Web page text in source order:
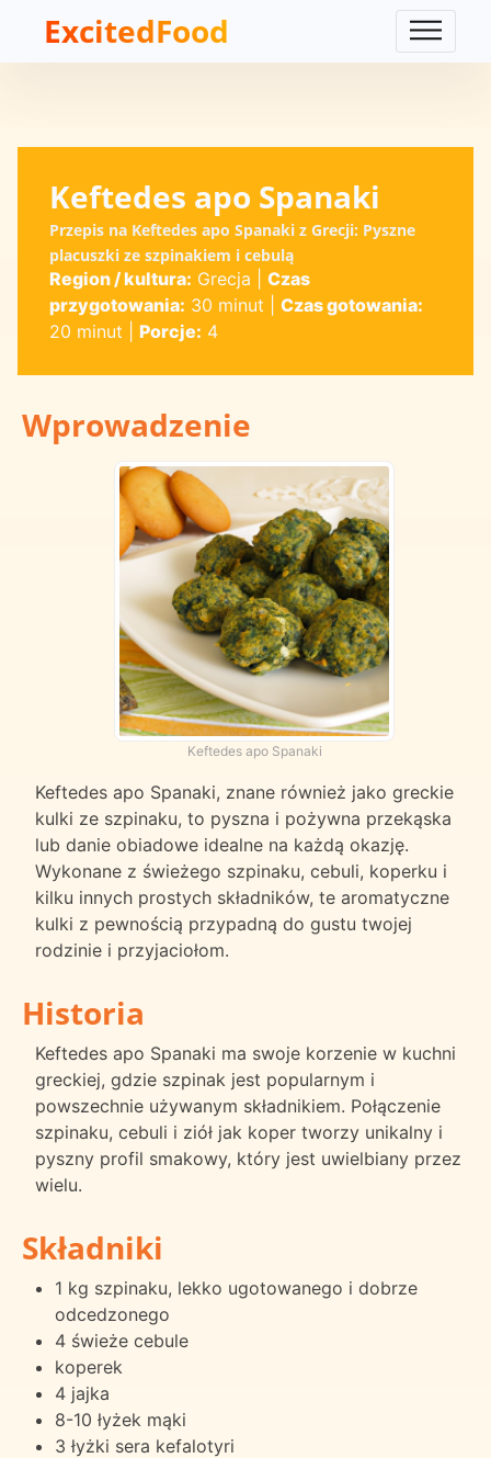
ExcitedFood
Keftedes apo Spanaki
Przepis na Keftedes apo Spanaki z Grecji: Pyszne
placuszki ze szpinakiem i cebulą
Region / kultura: Grecja
Czas
przygotowania: 30 minut
Czas gotowania:
20 minut
Porcje: 4
Wprowadzenie
Keftedes apo Spanaki
Keftedes apo Spanaki, znane również jako greckie
kulki ze szpinaku, to pyszna i pożywna przekąska
lub danie obiadowe idealne na każdą okazję.
Wykonane z świeżego szpinaku, cebuli, koperku i
kilku innych prostych składników, te aromatyczne
kulki z pewnością przypadną do gustu twojej
rodzinie i przyjaciołom.
Historia
Keftedes apo Spanaki ma swoje korzenie w kuchni
greckiej, gdzie szpinak jest popularnym i
powszechnie używanym składnikiem. Połączenie
szpinaku, cebuli i ziół jak koper tworzy unikalny i
pyszny profil smakowy, który jest uwielbiany przez
wielu.
Składniki
1 kg szpinaku, lekko ugotowanego i dobrze
odcedzonego
4 świeże cebule
koperek
4 jajka
8-10 łyżek mąki
3 łyżki sera kefalotyri